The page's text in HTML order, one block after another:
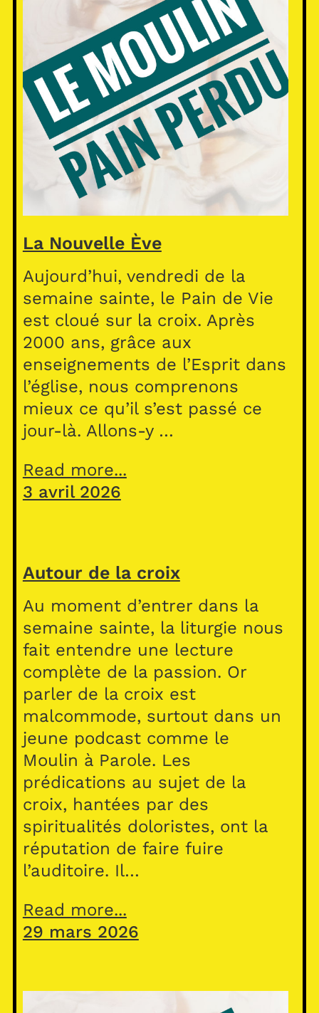
La Nouvelle Ève
Aujourd’hui, vendredi de la
semaine sainte, le Pain de Vie
est cloué sur la croix. Après
2000 ans, grâce aux
enseignements de l’Esprit dans
l’église, nous comprenons
mieux ce qu’il s’est passé ce
jour-là. Allons-y …
Read more...
3 avril 2026
Autour de la croix
Au moment d’entrer dans la
semaine sainte, la liturgie nous
fait entendre une lecture
complète de la passion. Or
parler de la croix est
malcommode, surtout dans un
jeune podcast comme le
Moulin à Parole. Les
prédications au sujet de la
croix, hantées par des
spiritualités doloristes, ont la
réputation de faire fuire
l’auditoire. Il…
Read more...
29 mars 2026